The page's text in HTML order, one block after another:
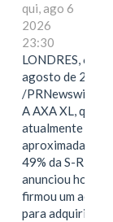
qui, ago 6
2026
23:30
LONDRES, 6 de
agosto de 2026
/PRNewswire/ --
A AXA XL, que
atualmente
49% da S-RM,
anunciou hoje
firmou um
para adquirir as